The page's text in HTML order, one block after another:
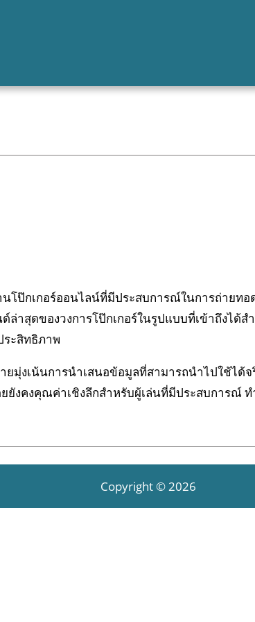
ป๊กเกอร์ออนไลน์ที่มีประสบการณ์ในการถ่ายทอ
าสุดของวงการโป๊กเกอร์ในรูปแบบที่เข้าถึงได้
ระสิทธิภาพ
ยมุ่งเน้นการนำเสนอข้อมูลที่สามารถนำไปใช้ไ
ยังคงคุณค่าเชิงลึกสำหรับผู้เล่นที่มีประสบการณ์
Copyright © 2026